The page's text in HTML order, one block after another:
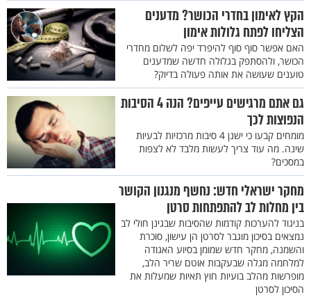
הקץ לאימון בחדרי הכושר? מדענים
הצליחו לפתח גלולות אימון
האם אפשר סוף סוף להיפרד יפה לשלום מחדרי
הכושר, ולהסתפק בגלולה חדשה שמדענים
טוענים שעושה את אותה פעולה בדיוק?
גם אתם מרגישים עייפים? הנה 4 הסיבות
הנפוצות לכך
מומחים קבעו כי ישנן 4 סיבות מרכזיות לבעיות
שינה. מה עוד צריך לעשות מלבד לא לצפות
במסכים?
מחקר ישראלי חדש: נחשף מנגנון הקושר
בין מחלות לב להתפתחות סרטן
בניגוד להערכות קודמות שהסיבות שבגינן חולי לב
נמצאים בסיכון מוגבר לסרטן הן עישון, סוכרת
והשמנה, מחקר חדש שמומן בסיוע האגודה
למלחמה מגלה שבעקבות אוטם שריר הלב,
מופרשות מהלב בועיות חוץ תאיות שמעלות את
הסיכון לסרטן